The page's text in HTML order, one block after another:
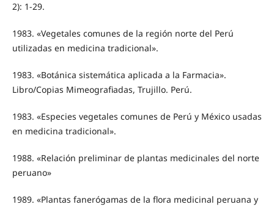
2): 1-29.
1983. «Vegetales comunes de la región norte del Perú
utilizadas en medicina tradicional».
1983. «Botánica sistemática aplicada a la Farmacia».
Libro/Copias Mimeografiadas, Trujillo. Perú.
1983. «Especies vegetales comunes de Perú y México usadas
en medicina tradicional».
1988. «Relación preliminar de plantas medicinales del norte
peruano»
1989. «Plantas fanerógamas de la flora medicinal peruana y